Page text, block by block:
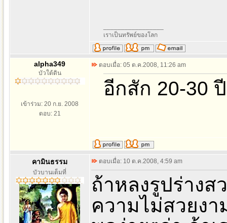
เราเป็นทรัพย์ของโลก
alpha349
บัวใต้ดิน
เข้าร่วม: 20 ก.ย. 2008
ตอบ: 21
ตอบเมื่อ: 05 ต.ค.2008, 11:26 am
อีกสัก 20-30
คามินธรรม
บัวบานเต็มที่
ตอบเมื่อ: 10 ต.ค.2008, 4:59 am
ถ้าหลงรูปร่าง
ความไม่สวยง